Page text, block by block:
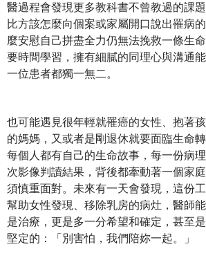
醫過程會發現更多教科書不曾教過的課題
比方該怎麼向個案或家屬開口說出罹病
麼安慰自己拼盡全力仍無法挽救一條生
要時間學習，擁有細膩的同理心與溝通
一位患者都獨一無二。
也可能遇見很年輕就罹癌的女性、抱著
的媽媽，又或者是剛退休就要面臨生命轉
每個人都有自己的生命故事，每一份病
次影像判讀結果，背後都牽動著一個家
須慎重面對。未來有一天會發現，這份
幫助女性發現、移除乳房的病灶，醫師
是治療，更是多一分希望和確定，甚至
堅定的：「別害怕，我們陪妳一起。」